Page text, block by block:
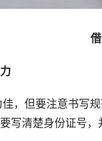
但要注意书写规
写清楚身份证号